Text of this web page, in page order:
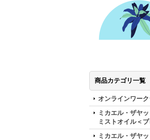
商品カテゴリ一覧
オンラインワー
ミカエル・ザヤ
ミストオイル＜
ミカエル・ザヤ